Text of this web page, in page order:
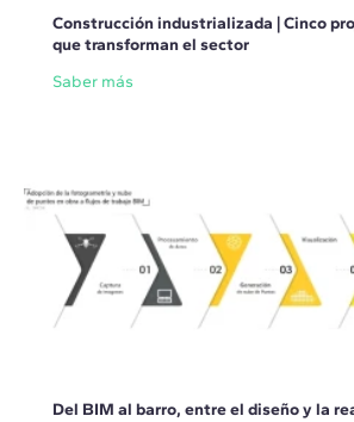
Construcción industrializada | Cinco
que transforman el sector
Saber más
Del BIM al barro, entre el diseño y la